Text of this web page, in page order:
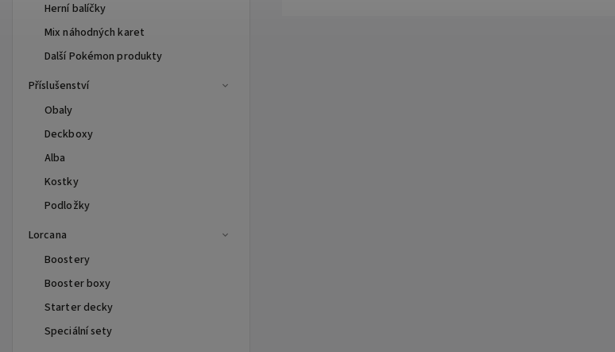
Herní balíčky
Mix náhodných karet
Další Pokémon produkty
Příslušenství
Obaly
Deckboxy
Alba
Kostky
Podložky
Lorcana
Boostery
Booster boxy
Starter decky
Speciální sety